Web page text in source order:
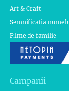
Art & Craft
Semnificatia
Filme de familie
Campanii